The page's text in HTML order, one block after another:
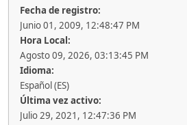
Fecha de registro:
Junio 01, 2009, 12:48:47 PM
Hora Local:
Agosto 09, 2026, 03:13:45 PM
Idioma:
Español (ES)
Última vez activo:
Julio 29, 2021, 12:47:36 PM